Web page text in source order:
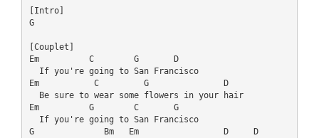
[Intro]
G
[Couplet]
Em          C        G       D
  If you're going to San Francisco
Em           C         G               D
  Be sure to wear some flowers in your hair
Em          G        C       G
  If you're going to San Francisco
G              Bm   Em                 D     D